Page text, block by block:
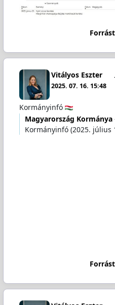
Vitályos Eszter
2025. 07. 16. 15:48
Kormányinfó
Magyarország Kormánya
Kormányinfó (2025. július